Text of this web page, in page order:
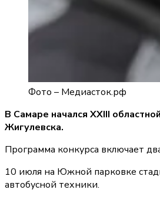
Фото – Медиасток.рф
В Самаре начался XXIII
Жигулевска.
Программа конкурса включает
10 июля на Южной парковке
автобусной техники.